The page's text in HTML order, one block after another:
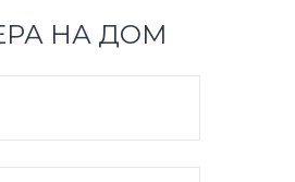
НА ДОМ